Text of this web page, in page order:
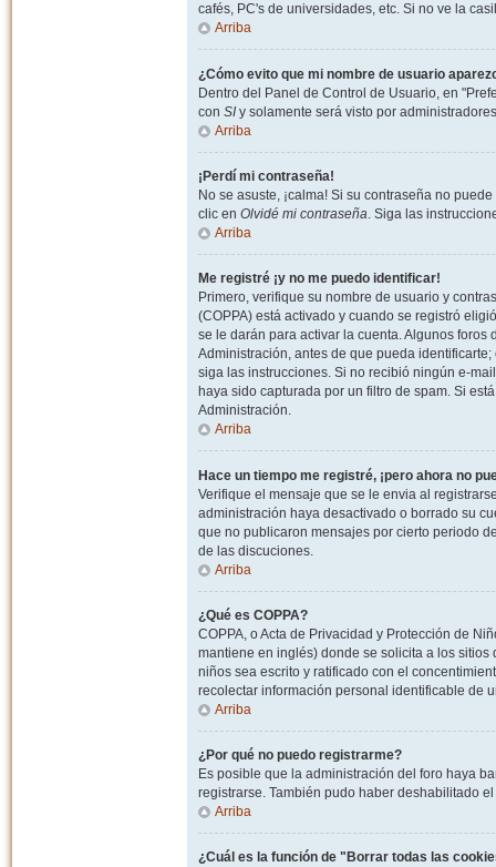
cafés, PC's de universidades, etc. Si no ve la
Arriba
¿Cómo evito que mi nombre de usuario
Dentro del Panel de Control de Usuario, en
con SIy solamente será visto por
Arriba
¡Perdí mi contraseña!
No se asuste, ¡calma! Si su contraseña no
clic en Olvidé mi contraseña. Siga las
Arriba
Me registré ¡y no me puedo identificar!
Primero, verifique su nombre de usuario y
(COPPA) está activado y cuando se registró
se le darán para activar la cuenta. Algunos
Administración, antes de que pueda
siga las instrucciones. Si no recibió ningún e-
haya sido capturada por un filtro de spam. Si
Administración.
Arriba
Hace un tiempo me registré, ¡pero ahora no
Verifique el mensaje que se le envia al
administración haya desactivado o borrado su
que no publicaron mensajes por cierto periodo
de las discuciones.
Arriba
¿Qué es COPPA?
COPPA, o Acta de Privacidad y Protección de
mantiene en inglés) donde se solicita a los
niños sea escrito y ratificado con el
recolectar información personal identificable de
Arriba
¿Por qué no puedo registrarme?
Es posible que la administración del foro haya
registrarse. También pudo haber deshabilitado
Arriba
¿Cuál es la función de "Borrar todas las